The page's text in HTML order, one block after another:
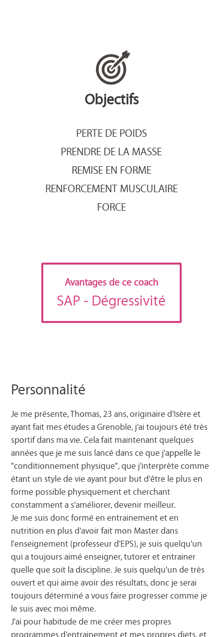
Objectifs
PERTE DE POIDS
PRENDRE DE LA MASSE
REMISE EN FORME
RENFORCEMENT MUSCULAIRE
FORCE
Avantages de ce coach
SAP- Dégressivité
Personnalité
Je me présente, Thomas, 23 ans, originaire d'Isère et
ayant fait mes études a Grenoble, j'ai toujours été très
sportif dans ma vie. Cela fait maintenant quelques
années que je me suis lancé dans ce que j'appelle le
"conditionnement physique", que j'interprète comme
étant un style de vie ayant pour but d'être le plus en
forme possible physiquement et cherchant
constamment a s'améliorer, devenir meilleur.
Je me suis donc formé en entrainement et en
nutrition en plus d'avoir fait mon Master dans
l'enseignement (professeur d'EPS), je suis quelqu'un
qui a toujours aimé enseigner, tutorer et entrainer
quelle que soit la discipline. Je suis quelqu'un de très
ouvert et qui aime avoir des résultats, donc je serai
toujours déterminé a vous faire progresser comme je
le suis avec moi même.
J'ai pour habitude de me créer mes propres
programmes d'entrainement et mes propres diets, et